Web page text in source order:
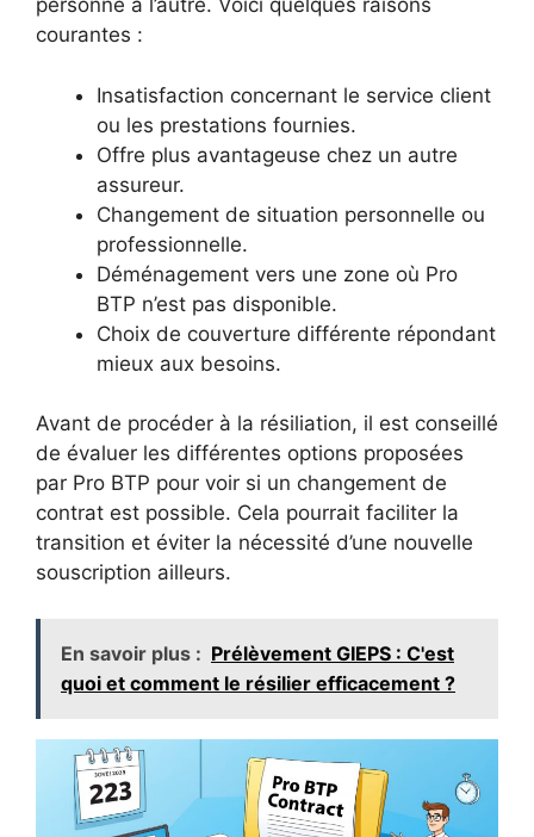
personne à l’autre. Voici quelques raisons
courantes :
Insatisfaction concernant le service client
ou les prestations fournies.
Offre plus avantageuse chez un autre
assureur.
Changement de situation personnelle ou
professionnelle.
Déménagement vers une zone où Pro
BTP n’est pas disponible.
Choix de couverture différente répondant
mieux aux besoins.
Avant de procéder à la résiliation, il est conseillé
de évaluer les différentes options proposées
par Pro BTP pour voir si un changement de
contrat est possible. Cela pourrait faciliter la
transition et éviter la nécessité d’une nouvelle
souscription ailleurs.
En savoir plus : Prélèvement GIEPS : C'est
quoi et comment le résilier efficacement ?